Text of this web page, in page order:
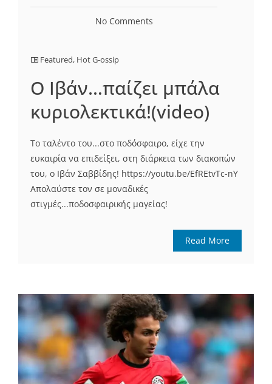
No Comments
Featured, Hot G-ossip
O Ιβάν…παίζει μπάλα
κυριολεκτικά!(video)
To ταλέντο του...στο ποδόσφαιρο, είχε την
ευκαιρία να επιδείξει, στη διάρκεια των διακοπών
του, ο Ιβάν Σαββίδης! https://youtu.be/EfREtvTc-nY
Απολαύστε τον σε μοναδικές
στιγμές...ποδοσφαιρικής μαγείας!
Read More